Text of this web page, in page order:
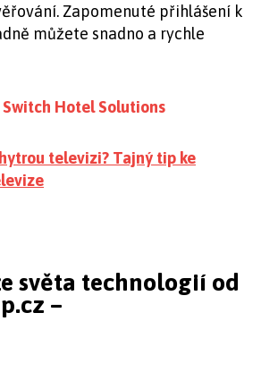
Zapomenuté přihlášení k
můžete snadno a rychle
Switch Hotel Solutions
televizi? Tajný tip ke
světa technologií od
–